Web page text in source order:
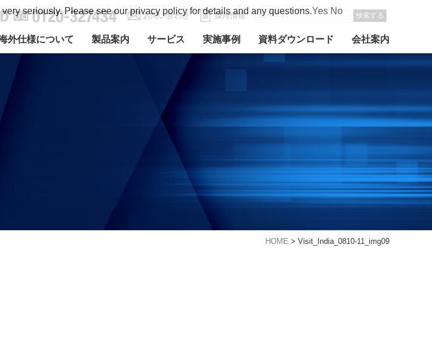
外仕様について 製品案内 サービス 実施事例 資料ダウンロード 会社案内
お問い合わせ 採用情報 検索する
HOME > Visit_India_0810-11_img09
seriously. Please see our privacy policy for details and any questions.Yes No